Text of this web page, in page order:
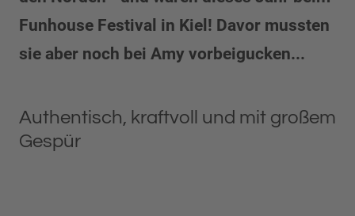
Funhouse Festival in Kiel! Davor mussten
sie aber noch bei Amy vorbeigucken...
Authentisch, kraftvoll und mit großem
Gespür